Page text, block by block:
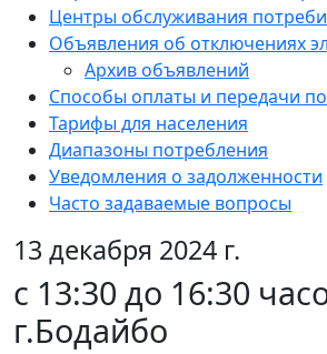
Центры обслуживания
Объявления об отключениях
Архив объявлений
Способы оплаты и передачи
Тарифы для населения
Диапазоны потребления
Уведомления о задолженности
Часто задаваемые вопросы
13 декабря 2024 г.
с 13:30 до 16:30
г.Бодайбо